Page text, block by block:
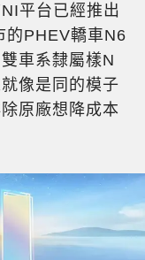
平台已經推出
的PHEV轎車N6
車系隸屬樣N
像是同的模子
原廠想降成本